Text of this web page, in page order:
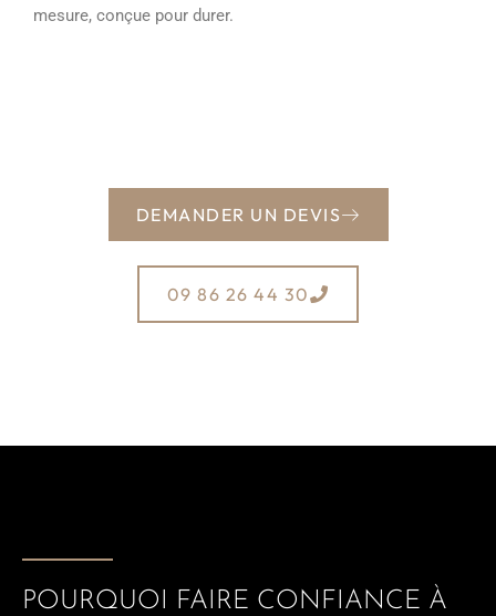
mesure, conçue pour durer.
DEMANDER UN DEVIS
09 86 26 44 30
POURQUOI FAIRE CONFIANCE À